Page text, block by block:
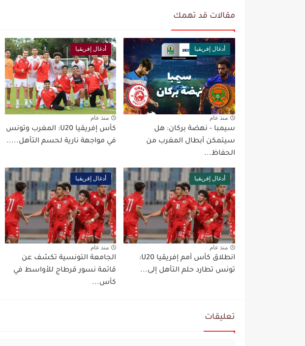
مقالات قد تهمك
أدغال إفريقيا
منذ عام
سيمبا - نهضة بركان: هل
سيتمكن أبطال المغرب من
الحفاظ...
أدغال إفريقيا
منذ عام
كأس إفريقيا U20: المغرب وتونس
في مواجهة نارية لحسم التأهل.....
أدغال إفريقيا
منذ عام
انطلاق كأس أمم إفريقيا U20:
تونس تطارد حلم التأهل إلى...
أدغال إفريقيا
منذ عام
الجامعة التونسية تكشف عن
قائمة نسور قرطاج للأواسط في
كأس...
تعليقات